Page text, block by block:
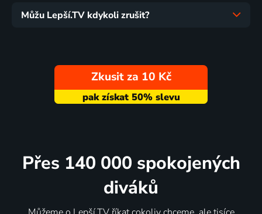
Můžu Lepší.TV kdykoli zrušit?
Zkusit za 10 Kč
Přes 140 000 spokojených
diváků